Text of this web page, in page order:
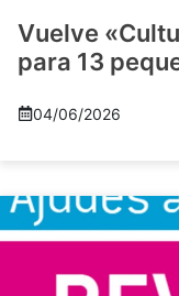
Vuelve
para 13
04/06/2026